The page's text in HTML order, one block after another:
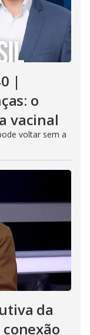
|
o
vacinal
voltar sem a
da